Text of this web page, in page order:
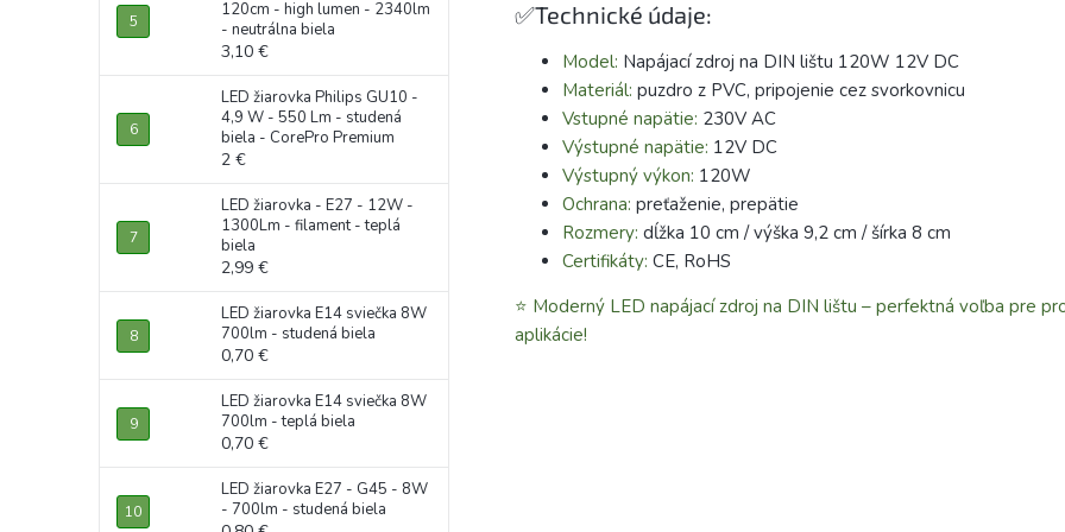
120cm - high lumen - 2340lm
- neutrálna biela
3,10 €
LED žiarovka Philips GU10 -
4,9 W - 550 Lm - studená
biela - CorePro Premium
2 €
LED žiarovka - E27 - 12W -
1300Lm - filament - teplá
biela
2,99 €
LED žiarovka E14 sviečka 8W
700lm - studená biela
0,70 €
LED žiarovka E14 sviečka 8W
700lm - teplá biela
0,70 €
LED žiarovka E27 - G45 - 8W
- 700lm - studená biela
✅Technické údaje:
Model: Napájací zdroj na DIN lištu 120W 12V DC
Materiál: puzdro z PVC, pripojenie cez svorkovnicu
Vstupné napätie: 230V AC
Výstupné napätie: 12V DC
Výstupný výkon: 120W
Ochrana: preťaženie, prepätie
Rozmery: dĺžka 10 cm / výška 9,2 cm / šírka 8 cm
Certifikáty: CE, RoHS
⭐️ Moderný LED napájací zdroj na DIN lištu – perfektná voľba pre
aplikácie!